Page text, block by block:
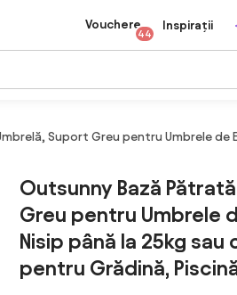
Vouchere
44
Inspirații
Suport Greu pentru Umbrele de
Outsunny Bază
Greu pentru Umbrele
Nisip până la 25kg sau
pentru Grădină,